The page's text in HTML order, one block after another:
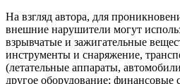
На взгляд автора, для
внешние нарушители могут
взрывчатые и зажигательные
инструменты и снаряжение,
(летательные аппараты,
другое оборудование; финансовые